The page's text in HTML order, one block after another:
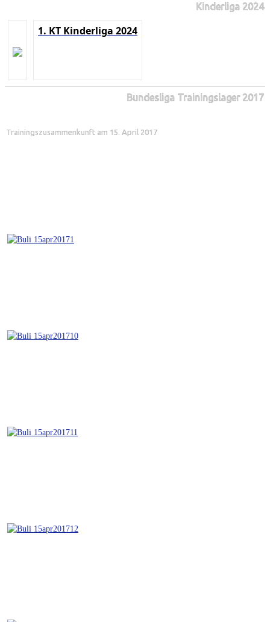
Kinderliga 2024
1. KT Kinderliga 2024
Bundesliga Trainingslager 2017
Trainingszusammenkunft am 15. April 2017